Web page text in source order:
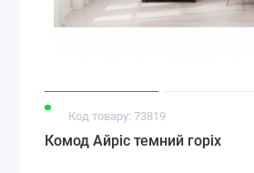
Код товару: 73819
Комод Айріс темний горіх